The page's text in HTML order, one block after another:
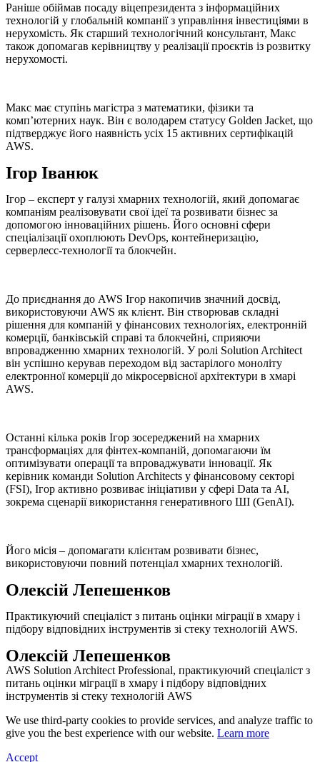
Раніше обіймав посаду віцепрезидента з інформаційних
технологій у глобальній компанії з управління інвестиціями в
нерухомість. Як старший технологічний консультант, Макс
також допомагав керівництву у реалізації проєктів із розвитку
нерухомості.
Макс має ступінь магістра з математики, фізики та
комп’ютерних наук. Він є володарем статусу Golden Jacket, що
підтверджує його наявність усіх 15 активних сертифікацій
AWS.
Ігор Іванюк
Ігор – експерт у галузі хмарних технологій, який допомагає
компаніям реалізовувати свої ідеї та розвивати бізнес за
допомогою інноваційних рішень. Його основні сфери
спеціалізації охоплюють DevOps, контейнеризацію,
серверлесс-технології та блокчейн.
До приєднання до AWS Ігор накопичив значний досвід,
використовуючи AWS як клієнт. Він створював складні
рішення для компаній у фінансових технологіях, електронній
комерції, банківській справі та блокчейні, сприяючи
впровадженню хмарних технологій. У ролі Solution Architect
він успішно керував переходом від застарілого моноліту
електронної комерції до мікросервісної архітектури в хмарі
AWS.
Останні кілька років Ігор зосереджений на хмарних
трансформаціях для фінтех-компаній, допомагаючи їм
оптимізувати операції та впроваджувати інновації. Як
керівник команди Solution Architects у фінансовому секторі
(FSI), Ігор активно розвиває ініціативи у сфері Data та AI,
зокрема сценарії використання генеративного ШІ (GenAI).
Його місія – допомагати клієнтам розвивати бізнес,
використовуючи повний потенціал хмарних технологій.
Олексій Лепешенков
Практикуючий спеціаліст з питань оцінки міграції в хмару і
підбору відповідних інструментів зі стеку технологій AWS.
Олексій Лепешенков
AWS Solution Architect Professional, практикуючий спеціаліст з
питань оцінки міграції в хмару і підбору відповідних
інструментів зі стеку технологій AWS
We use third-party cookies to provide services, and analyze traffic to
give you the best experience with our website. Learn more
Accept